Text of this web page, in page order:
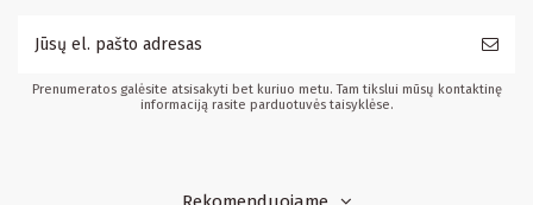
Prenumeratos galėsite atsisakyti bet kuriuo metu. Tam tikslui mūsų kontaktinę
informaciją rasite parduotuvės taisyklėse.